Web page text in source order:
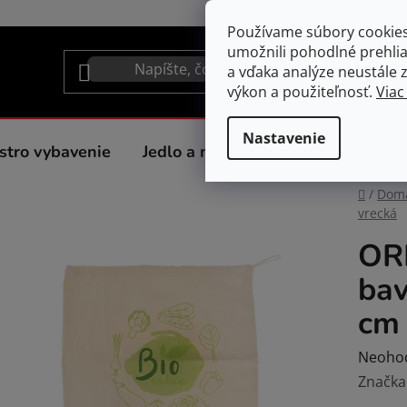
Používame súbory
umožnili pohodlné
a vďaka analýze neustále
výkon a použiteľnosť.
Nastavenie
vybavenie Jedlo a nápoje Spotrebiče do
Domov
/
vrecká
cm